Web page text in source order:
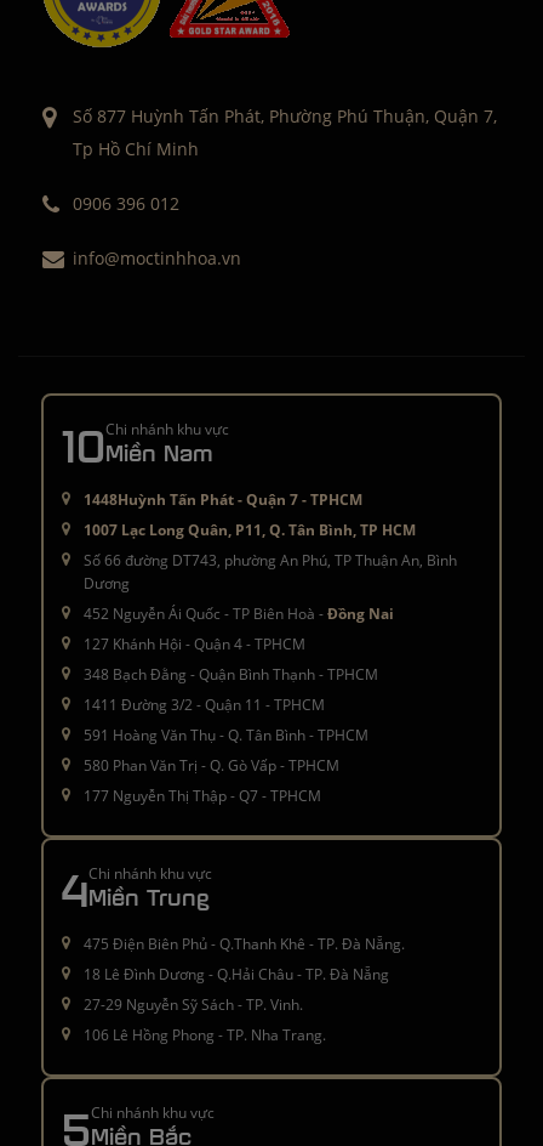
Số 877 Huỳnh Tấn Phát, Phường Phú Thuận, Quận 7,
Tp Hồ Chí Minh
0906 396 012
info@moctinhhoa.vn
10Chi nhánh khu vực
Miền Nam
1448Huỳnh Tấn Phát - Quận 7 - TPHCM
1007 Lạc Long Quân, P11, Q. Tân Bình, TP HCM
Số 66 đường DT743, phường An Phú, TP Thuận An, Bình
Dương
452 Nguyễn Ái Quốc - TP Biên Hoà -Đồng Nai
127 Khánh Hội - Quận 4 - TPHCM
348 Bạch Đằng - Quận Bình Thạnh - TPHCM
1411 Đường 3/2 - Quận 11 - TPHCM
591 Hoàng Văn Thụ - Q. Tân Bình - TPHCM
580 Phan Văn Trị - Q. Gò Vấp - TPHCM
177 Nguyễn Thị Thập - Q7 - TPHCM
4Chi nhánh khu vực
Miền Trung
475 Điện Biên Phủ - Q.Thanh Khê - TP. Đà Nẵng.
18 Lê Đình Dương - Q.Hải Châu - TP. Đà Nẵng
27-29 Nguyễn Sỹ Sách - TP. Vinh.
106 Lê Hồng Phong - TP. Nha Trang.
5Chi nhánh khu vực
Miền Bắc